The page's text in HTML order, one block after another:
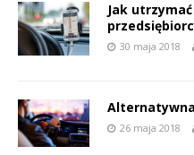
Jak
30 maja 2018
26 maja 2018